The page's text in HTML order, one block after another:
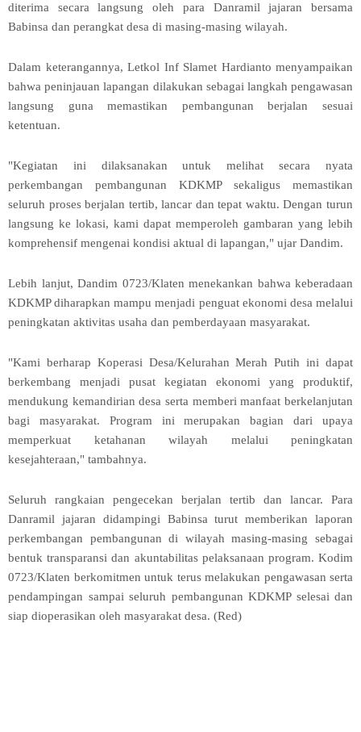
diterima secara langsung oleh para Danramil jajaran bersama
Babinsa dan perangkat desa di masing-masing wilayah.
Dalam keterangannya, Letkol Inf Slamet Hardianto menyampaikan
bahwa peninjauan lapangan dilakukan sebagai langkah pengawasan
langsung guna memastikan pembangunan berjalan sesuai
ketentuan.
"Kegiatan ini dilaksanakan untuk melihat secara nyata
perkembangan pembangunan KDKMP sekaligus memastikan
seluruh proses berjalan tertib, lancar dan tepat waktu. Dengan turun
langsung ke lokasi, kami dapat memperoleh gambaran yang lebih
komprehensif mengenai kondisi aktual di lapangan," ujar Dandim.
Lebih lanjut, Dandim 0723/Klaten menekankan bahwa keberadaan
KDKMP diharapkan mampu menjadi penguat ekonomi desa melalui
peningkatan aktivitas usaha dan pemberdayaan masyarakat.
"Kami berharap Koperasi Desa/Kelurahan Merah Putih ini dapat
berkembang menjadi pusat kegiatan ekonomi yang produktif,
mendukung kemandirian desa serta memberi manfaat berkelanjutan
bagi masyarakat. Program ini merupakan bagian dari upaya
memperkuat ketahanan wilayah melalui peningkatan
kesejahteraan," tambahnya.
Seluruh rangkaian pengecekan berjalan tertib dan lancar. Para
Danramil jajaran didampingi Babinsa turut memberikan laporan
perkembangan pembangunan di wilayah masing-masing sebagai
bentuk transparansi dan akuntabilitas pelaksanaan program. Kodim
0723/Klaten berkomitmen untuk terus melakukan pengawasan serta
pendampingan sampai seluruh pembangunan KDKMP selesai dan
siap dioperasikan oleh masyarakat desa. (Red)